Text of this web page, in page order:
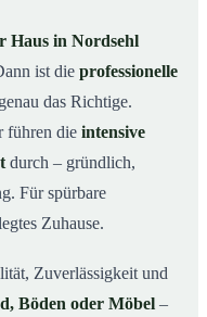
ab
Haus in Nordsehl
ist die professionelle
genau das Richtige.
führen die intensive
durch – gründlich,
Für spürbare
Zuhause.
Zuverlässigkeit und
Böden oder Möbel –